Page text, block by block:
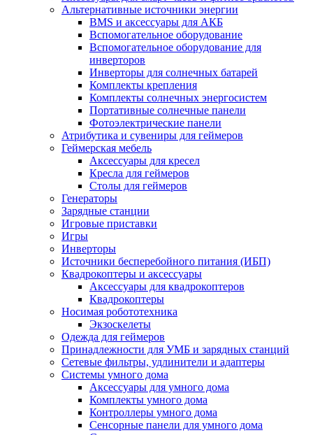
Альтернативные источники энергии
BMS и аксессуары для АКБ
Вспомогательное оборудование
Вспомогательное оборудование для
инверторов
Инверторы для солнечных батарей
Комплекты крепления
Комплекты солнечных энергосистем
Портативные солнечные панели
Фотоэлектрические панели
Атрибутика и сувениры для геймеров
Геймерская мебель
Аксессуары для кресел
Кресла для геймеров
Столы для геймеров
Генераторы
Зарядные станции
Игровые приставки
Игры
Инверторы
Источники бесперебойного питания (ИБП)
Квадрокоптеры и аксессуары
Аксессуары для квадрокоптеров
Квадрокоптеры
Носимая робототехника
Экзоскелеты
Одежда для геймеров
Принадлежности для УМБ и зарядных станций
Сетевые фильтры, удлинители и адаптеры
Системы умного дома
Аксессуары для умного дома
Комплекты умного дома
Контроллеры умного дома
Сенсорные панели для умного дома